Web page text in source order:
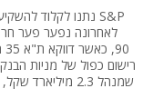
רישום כפול של מניות
שמנהל 2.3